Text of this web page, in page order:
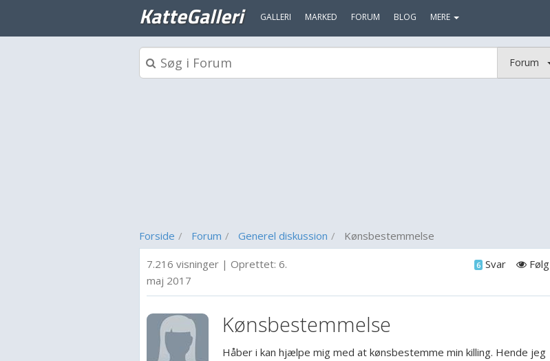
KatteGalleri GALLERI MARKED FORUM BLOG MERE
Forum
Forside Forum Generel diskussion Kønsbestemmelse
7.216 visninger | Oprettet: 6.
maj 2017
Følg
6 Svar
Kønsbestemmelse
Håber i kan hjælpe mig med at kønsbestemme min killing. Hende jeg